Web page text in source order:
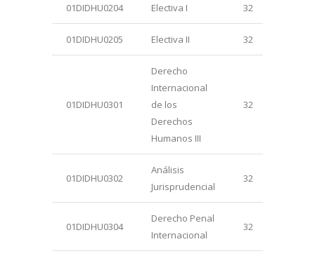
01DIDHU0204 Electiva I 32
01DIDHU0205 Electiva II 32
01DIDHU0301
Derecho
Internacional
de los
Derechos
Humanos III
32
01DIDHU0302
Análisis
Jurisprudencial
32
01DIDHU0304
Derecho Penal
Internacional
32